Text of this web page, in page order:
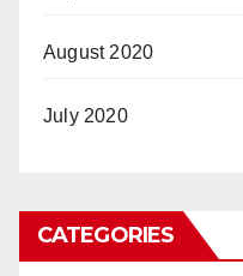
August 2020
July 2020
CATEGORIES